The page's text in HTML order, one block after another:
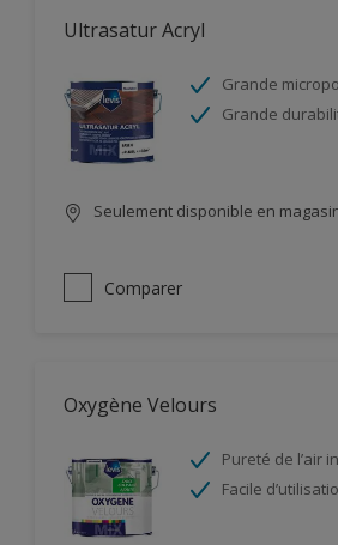
Ultrasatur Acryl
Grande
Grande
Seulement disponible en
Comparer
Oxygène Velours
Pureté de l’air
Facile